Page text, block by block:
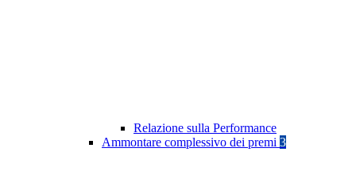
Relazione sulla Performance
Ammontare complessivo dei premi 3